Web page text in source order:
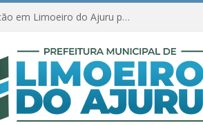
Amanhã começa nova etapa de vacinação em Limoeiro do Ajuru para idosos com 65 ou mais